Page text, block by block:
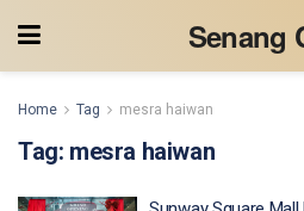
Senang
Home Tag mesra haiwan
Tag: mesra haiwan